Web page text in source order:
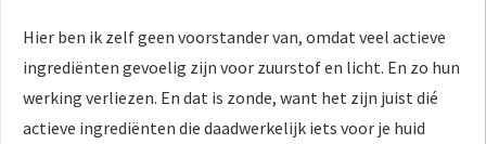
Hier ben ik zelf geen voorstander van, omdat veel actieve
ingrediënten gevoelig zijn voor zuurstof en licht. En zo hun
werking verliezen. En dat is zonde, want het zijn juist dié
actieve ingrediënten die daadwerkelijk iets voor je huid